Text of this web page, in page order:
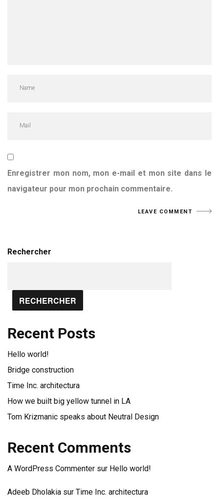
Enregistrer mon nom, mon e-mail et mon site dans le
navigateur pour mon prochain commentaire.
Rechercher
RECHERCHER
Recent Posts
Hello world!
Bridge construction
Time Inc. architectura
How we built big yellow tunnel in LA
Tom Krizmanic speaks about Neutral Design
Recent Comments
A WordPress Commenter sur Hello world!
Adeeb Dholakia sur Time Inc. architectura